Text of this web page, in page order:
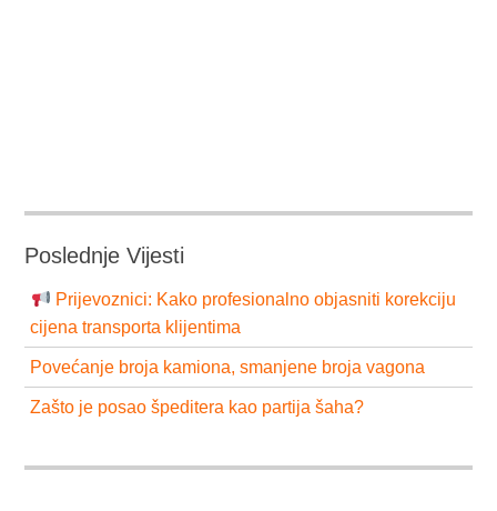
Poslednje Vijesti
Prijevoznici: Kako profesionalno objasniti korekciju
cijena transporta klijentima
Povećanje broja kamiona, smanjene broja vagona
Zašto je posao špeditera kao partija šaha?